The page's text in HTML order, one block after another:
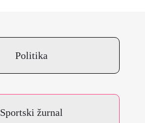
Politika
Sportski žurnal